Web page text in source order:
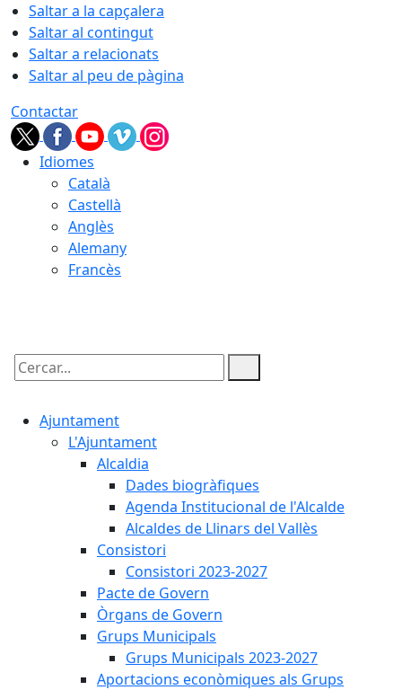
Saltar a la capçalera
Saltar al contingut
Saltar a relacionats
Saltar al peu de pàgina
Contactar
Idiomes
Català
Castellà
Anglès
Alemany
Francès
Cercar:
Ajuntament
L'Ajuntament
Alcaldia
Dades biogràfiques
Agenda Institucional de l'Alcalde
Alcaldes de Llinars del Vallès
Consistori
Consistori 2023-2027
Pacte de Govern
Òrgans de Govern
Grups Municipals
Grups Municipals 2023-2027
Aportacions econòmiques als Grups